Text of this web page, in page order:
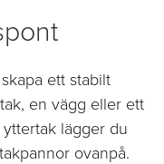
ett stabilt
en vägg eller ett
lägger du
ovanpå.